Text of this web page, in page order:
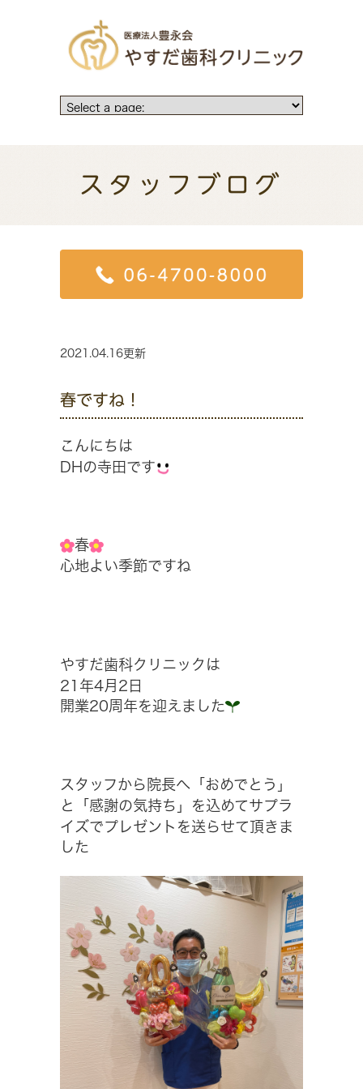
スタッフブログ
2021.04.16更新
春ですね！
こんにちは
DHの寺田です
春
心地よい季節ですね
やすだ歯科クリニックは
21年4月2日
開業20周年を迎えました
スタッフから院長へ「おめでとう」
と「感謝の気持ち」を込めてサプラ
イズでプレゼントを送らせて頂きま
した